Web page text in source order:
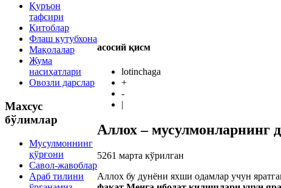
Қуръон
тафсири
Китоблар
Флаш кутубхона
Мақолалар
Жума
насиҳатлари
Овозли дарслар
Махсус
бўлимлар
Мусулмоннинг
қўрғони
Савол-жавоблар
Араб тилини
асосий қисм
lotinchaga
+
-
|
Аллох – мусулмонларнинг
5261 марта кўрилган
Аллох бу дунёни яхши одамлар учун